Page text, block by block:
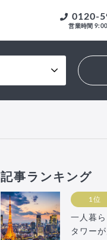
0120-
営業時間
記事ランキング
1位
一人暮
タワー